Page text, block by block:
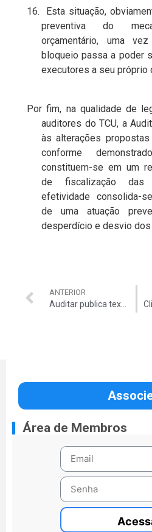
16. Esta situação,
preventiva do
orçamentário, uma
bloqueio passa a poder
executores a seu próprio
Por fim, na qualidade de
auditores do TCU, a
às alterações propostas
conforme
constituem-se em um
de fiscalização das
efetividade consolida-
de uma atuação
desperdício e desvio
ANTERIOR
Área de Membros